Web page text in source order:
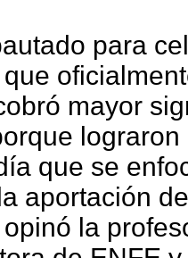
para
mayor
lograron
que se
aportación
la